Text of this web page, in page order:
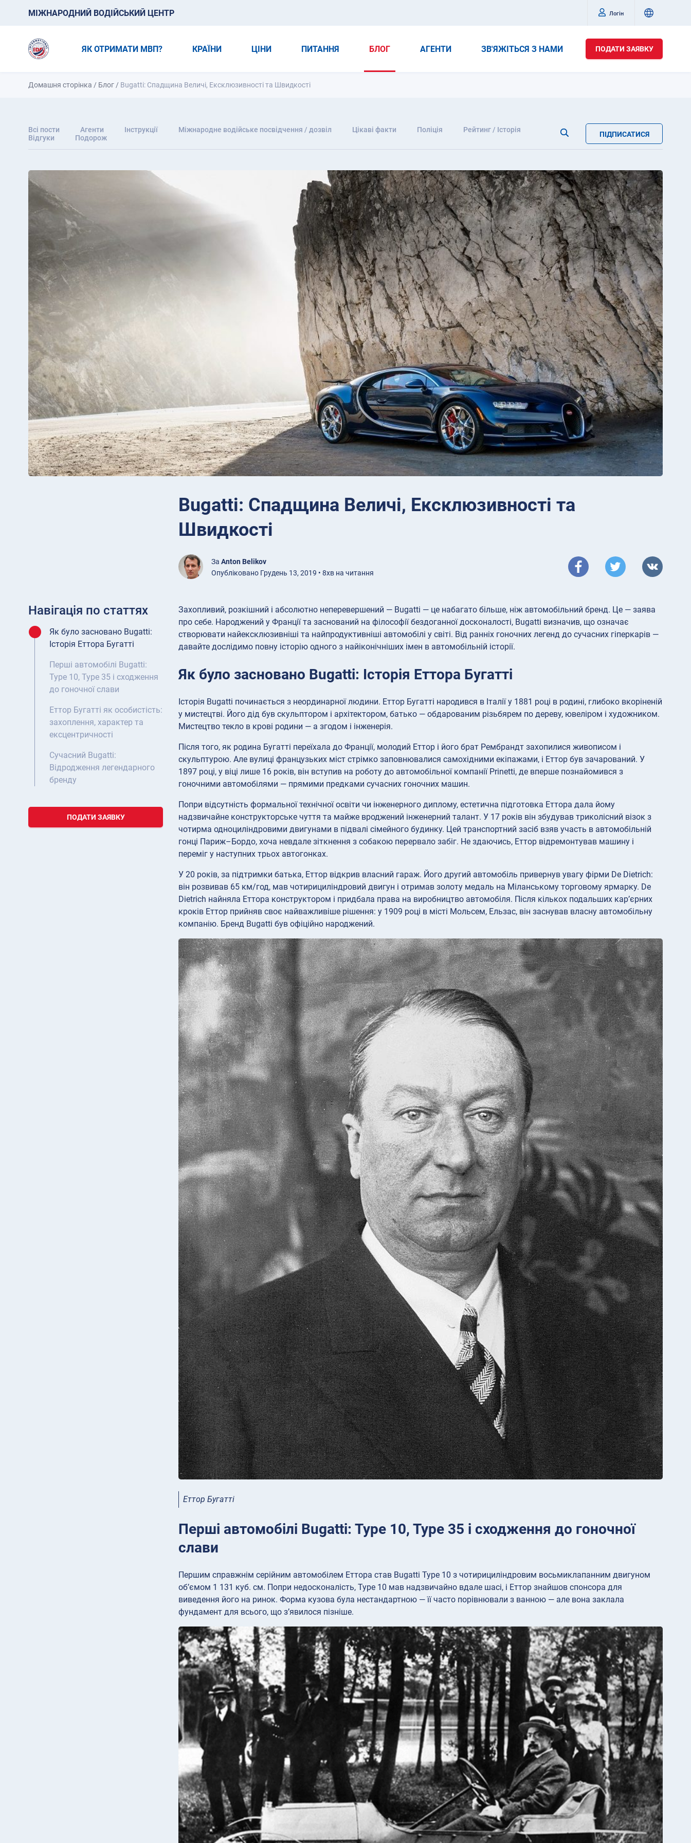
МІЖНАРОДНИЙ ВОДІЙСЬКИЙ ЦЕНТР Логін
ЯК ОТРИМАТИ МВП? КРАЇНИ ЦІНИ ПИТАННЯ БЛОГ АГЕНТИ ЗВ'ЯЖІТЬСЯ З НАМИ ПОДАТИ ЗАЯВКУ
Домашня сторінка / Блог / Bugatti: Спадщина Величі, Ексклюзивності та Швидкості
Всі пости Агенти Інструкції Міжнародне водійське посвідчення / дозвіл Цікаві факти Поліція
Рейтинг / Історія
Відгуки
Подорож ПІДПИСАТИСЯ
Bugatti: Спадщина Величі, Ексклюзивності та
Швидкості
За Anton Belikov
Опубліковано Грудень 13, 2019 • 8хв на читання
Навігація по статтях
Як було засновано Bugatti:
Історія Еттора Бугатті
Перші автомобілі Bugatti:
Type 10, Type 35 і сходження
до гоночної слави
Еттор Бугатті як особистість:
захоплення, характер та
ексцентричності
Сучасний Bugatti:
Відродження легендарного
бренду
ПОДАТИ ЗАЯВКУ
Захопливий, розкішний і абсолютно неперевершений — Bugatti — це набагато більше, ніж автомобільний бренд. Це — заява
про себе. Народжений у Франції та заснований на філософії бездоганної досконалості, Bugatti визначив, що означає
створювати найексклюзивніші та найпродуктивніші автомобілі у світі. Від ранніх гоночних легенд до сучасних гіперкарів —
давайте дослідимо повну історію одного з найіконічніших імен в автомобільній історії.
Як було засновано Bugatti: Історія Еттора Бугатті
Історія Bugatti починається з неординарної людини. Еттор Бугатті народився в Італії у 1881 році в родині, глибоко вкоріненій
у мистецтві. Його дід був скульптором і архітектором, батько — обдарованим різьбярем по дереву, ювеліром і художником.
Мистецтво текло в крові родини — а згодом і інженерія.
Після того, як родина Бугатті переїхала до Франції, молодий Еттор і його брат Рембрандт захопилися живописом і
скульптурою. Але вулиці французьких міст стрімко заповнювалися самохідними екіпажами, і Еттор був зачарований. У
1897 році, у віці лише 16 років, він вступив на роботу до автомобільної компанії Prinetti, де вперше познайомився з
гоночними автомобілями — прямими предками сучасних гоночних машин.
Попри відсутність формальної технічної освіти чи інженерного диплому, естетична підготовка Еттора дала йому
надзвичайне конструкторське чуття та майже вроджений інженерний талант. У 17 років він збудував триколісний візок з
чотирма одноциліндровими двигунами в підвалі сімейного будинку. Цей транспортний засіб взяв участь в автомобільній
гонці Париж–Бордо, хоча невдале зіткнення з собакою перервало забіг. Не здаючись, Еттор відремонтував машину і
переміг у наступних трьох автогонках.
У 20 років, за підтримки батька, Еттор відкрив власний гараж. Його другий автомобіль привернув увагу фірми De Dietrich:
він розвивав 65 км/год, мав чотирициліндровий двигун і отримав золоту медаль на Міланському торговому ярмарку. De
Dietrich найняла Еттора конструктором і придбала права на виробництво автомобіля. Після кількох подальших кар’єрних
кроків Еттор прийняв своє найважливіше рішення: у 1909 році в місті Мольсем, Ельзас, він заснував власну автомобільну
компанію. Бренд Bugatti був офіційно народжений.
Еттор Бугатті
Перші автомобілі Bugatti: Type 10, Type 35 і сходження до гоночної
слави
Першим справжнім серійним автомобілем Еттора став Bugatti Type 10 з чотирициліндровим восьмиклапанним двигуном
об’ємом 1 131 куб. см. Попри недосконалість, Type 10 мав надзвичайно вдале шасі, і Еттор знайшов спонсора для
виведення його на ринок. Форма кузова була нестандартною — її часто порівнювали з ванною — але вона заклала
фундамент для всього, що з’явилося пізніше.